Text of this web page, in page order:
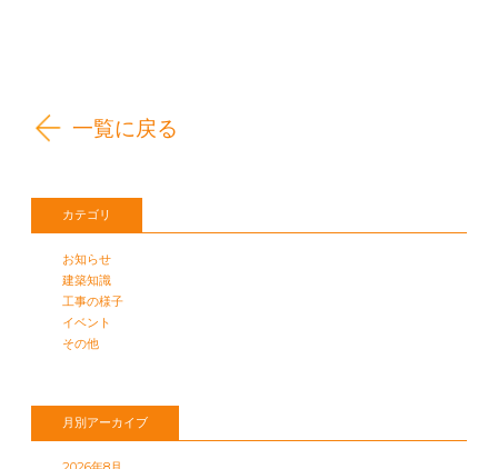
一覧に戻る
カテゴリ
お知らせ
建築知識
工事の様子
イベント
その他
月別アーカイブ